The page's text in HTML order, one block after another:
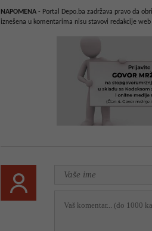
NAPOMENA - Portal Depo.ba zadržava pravo da
iznešena u komentarima nisu stavovi redakcije